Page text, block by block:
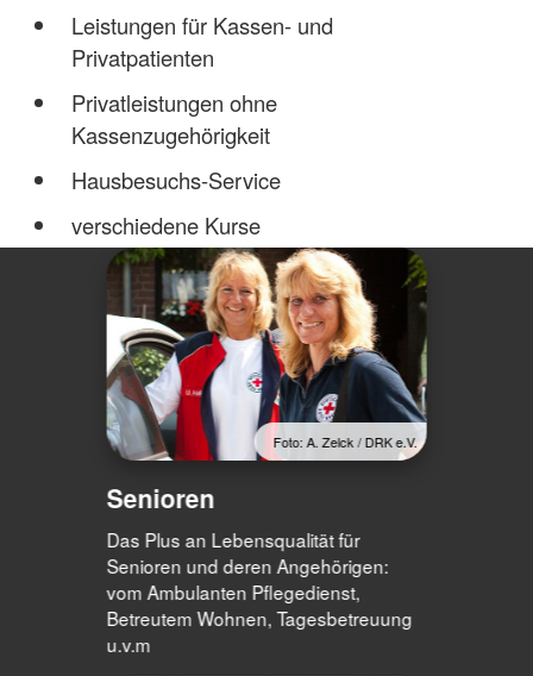
Leistungen für Kassen- und
Privatpatienten
Privatleistungen ohne
Kassenzugehörigkeit
Hausbesuchs-Service
verschiedene Kurse
Foto: A. Zelck / DRK e.V.
Senioren
Das Plus an Lebensqualität für
Senioren und deren Angehörigen:
vom Ambulanten Pflegedienst,
Betreutem Wohnen, Tagesbetreuung
u.v.m